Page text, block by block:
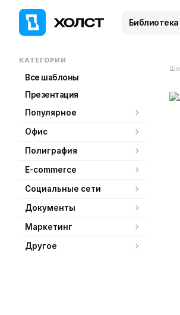
КАТЕГОРИИ
Все шаблоны
Презентация
Популярное
Офис
Полиграфия
E-commerce
Социальные сети
Документы
Маркетинг
Другое